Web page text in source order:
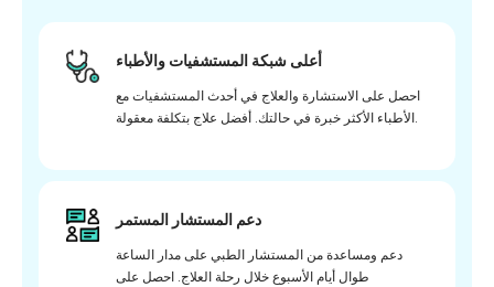
أعلى شبكة المستشفيات والأطباء
احصل على الاستشارة والعلاج في أحدث المستشفيات مع
الأطباء الأكثر خبرة في حالتك. أفضل علاج بتكلفة معقولة.
دعم المستشار المستمر
دعم ومساعدة من المستشار الطبي على مدار الساعة
طوال أيام الأسبوع خلال رحلة العلاج. احصل على